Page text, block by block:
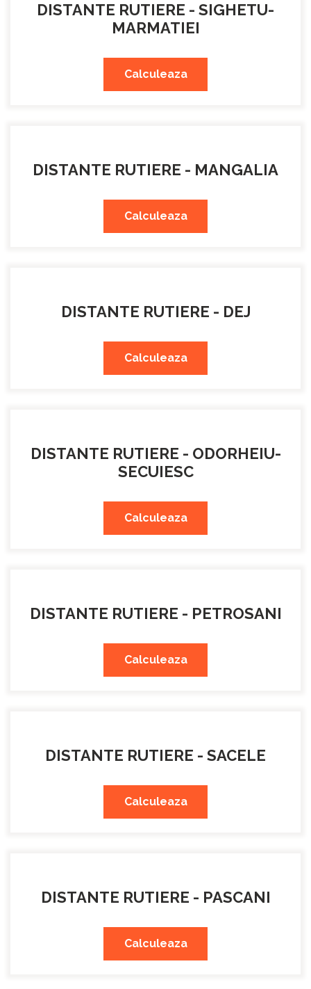
DISTANTE RUTIERE - SIGHETU-
MARMATIEI
Calculeaza
DISTANTE RUTIERE - MANGALIA
Calculeaza
DISTANTE RUTIERE - DEJ
Calculeaza
DISTANTE RUTIERE - ODORHEIU-
SECUIESC
Calculeaza
DISTANTE RUTIERE - PETROSANI
Calculeaza
DISTANTE RUTIERE - SACELE
Calculeaza
DISTANTE RUTIERE - PASCANI
Calculeaza